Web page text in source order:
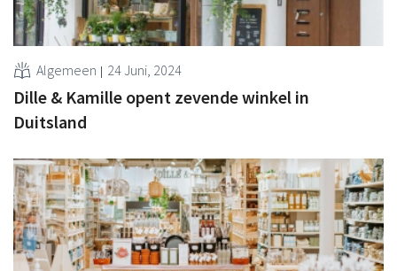
Algemeen 24 Juni, 2024
Dille & Kamille opent zevende winkel in
Duitsland